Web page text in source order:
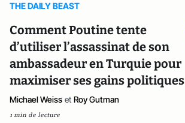
THE DAILY BEAST
Comment Poutine tente
d’utiliser l’assassinat de son
ambassadeur en Turquie pour
maximiser ses gains politiques
Michael Weiss et Roy Gutman
1 min de lecture